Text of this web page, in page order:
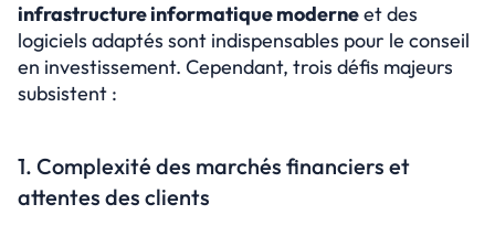
infrastructure informatique moderne et des
logiciels adaptés sont indispensables pour le conseil
en investissement. Cependant, trois défis majeurs
subsistent :
1. Complexité des marchés financiers et
attentes des clients